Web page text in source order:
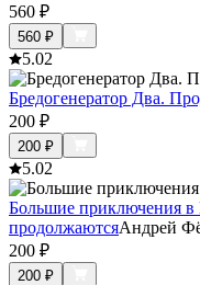
560 ₽
560 ₽
5.02
Бредогенератор Два.
200 ₽
200 ₽
5.02
Большие приключения
продолжаютсяАндрей
200 ₽
200 ₽